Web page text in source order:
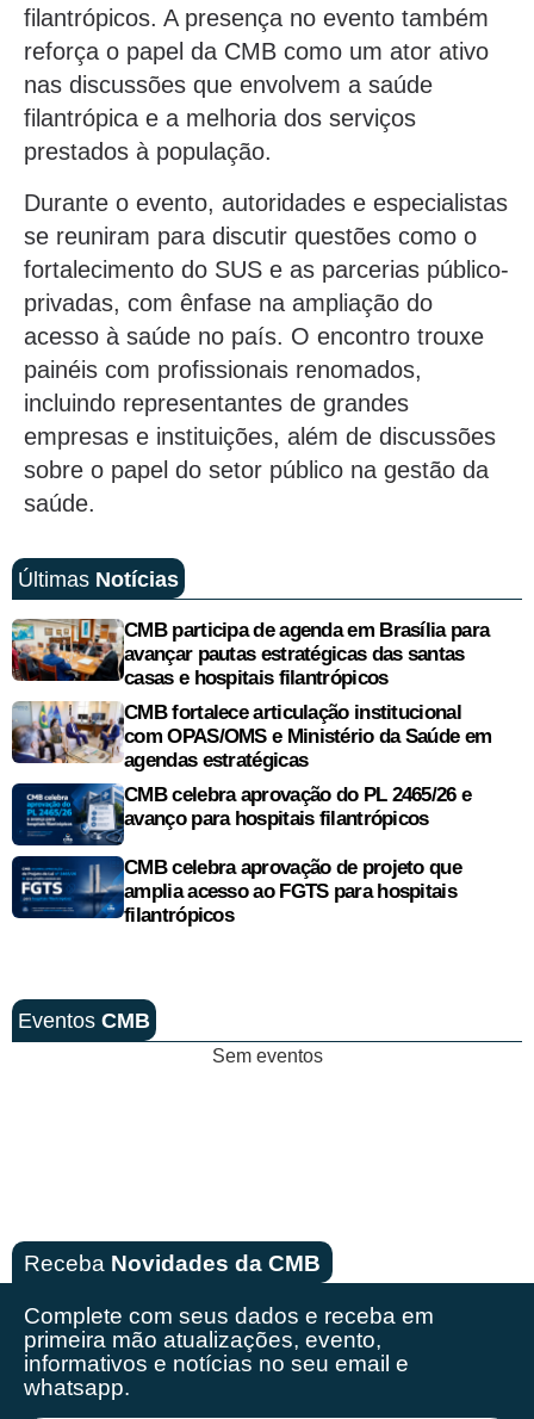
filantrópicos. A presença no evento também
reforça o papel da CMB como um ator ativo
nas discussões que envolvem a saúde
filantrópica e a melhoria dos serviços
prestados à população.
Durante o evento, autoridades e especialistas
se reuniram para discutir questões como o
fortalecimento do SUS e as parcerias público-
privadas, com ênfase na ampliação do
acesso à saúde no país. O encontro trouxe
painéis com profissionais renomados,
incluindo representantes de grandes
empresas e instituições, além de discussões
sobre o papel do setor público na gestão da
saúde.
Últimas Notícias
CMB participa de agenda em Brasília para
avançar pautas estratégicas das santas
casas e hospitais filantrópicos
CMB fortalece articulação institucional
com OPAS/OMS e Ministério da Saúde em
agendas estratégicas
CMB celebra aprovação do PL 2465/26 e
avanço para hospitais filantrópicos
CMB celebra aprovação de projeto que
amplia acesso ao FGTS para hospitais
filantrópicos
Eventos CMB
Sem eventos
Receba Novidades da CMB
Complete com seus dados e receba em
primeira mão atualizações, evento,
informativos e notícias no seu email e
whatsapp.